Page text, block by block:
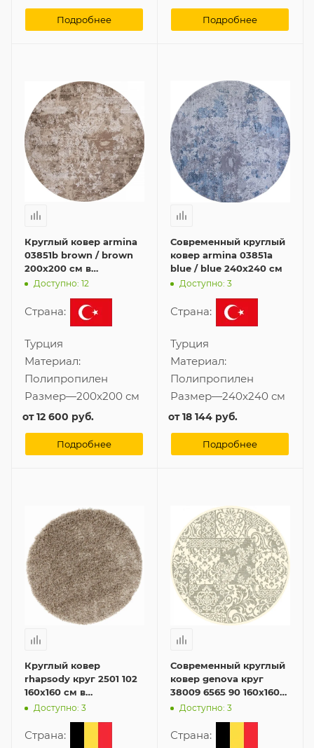
Подробнее Подробнее
Круглый ковер armina
03851b brown / brown
200x200 см в
современном стиле
Доступно: 12
Страна:
Турция
Материал:
Полипропилен
Размер—200x200 см
от12 600 руб.
Подробнее
Современный круглый
ковер armina 03851a
blue / blue 240x240 см
Доступно: 3
Страна:
Турция
Материал:
Полипропилен
Размер—240x240 см
от18 144 руб.
Подробнее
Круглый ковер
rhapsody круг 2501 102
160x160 см в
современном стиле
Доступно: 3
Страна:
Современный круглый
ковер genova круг
38009 6565 90 160x160
смДоступно: 3
Страна: